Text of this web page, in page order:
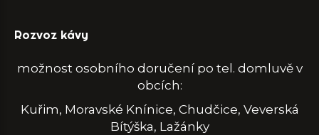
Rozvoz kávy
možnost osobního doručení po tel. domluvě v
obcích:
Kuřim, Moravské Knínice, Chudčice, Veverská
Bítýška, Lažánky